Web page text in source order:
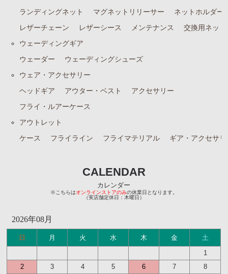
ランディングネット
マグネットリリーサー
ネットホルダー
レザーチェーン
レザーシース メンテナンス
交換用ネット
ウェーディングギア
ウェーダー
ウェーディングシューズ
ウェア・アクセサリー
ヘッドギア
アウター・ベスト
アクセサリー
フライ・ルアーケース
アウトレット
ケース
フライライン フライマテリアル ギア・アクセサ
CALENDAR
カレンダー
※こちらはオンラインストアのみの休業日となります。
（実店舗定休日：木曜日）
2026年08月
日 月 火 水 木 金
土
1
2
3 4 5 6 7
8